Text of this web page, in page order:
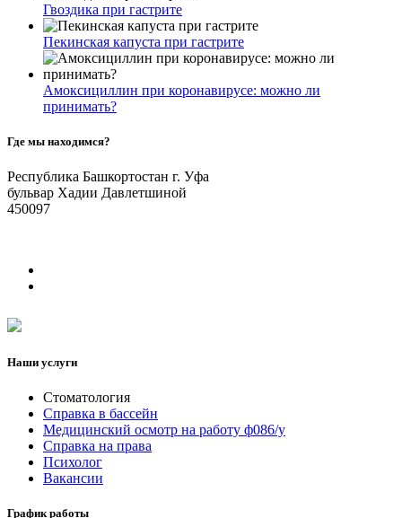
Гвоздика при гастрите
Пекинская капуста при гастрите
Амоксициллин при коронавирусе: можно ли
принимать?
Где мы находимся?
Республика Башкортостан г. Уфа
бульвар Хадии Давлетшиной
450097
Наши услуги
Стоматология
Справка в бассейн
Медицинский осмотр на работу ф086/у
Справка на права
Психолог
Вакансии
График работы